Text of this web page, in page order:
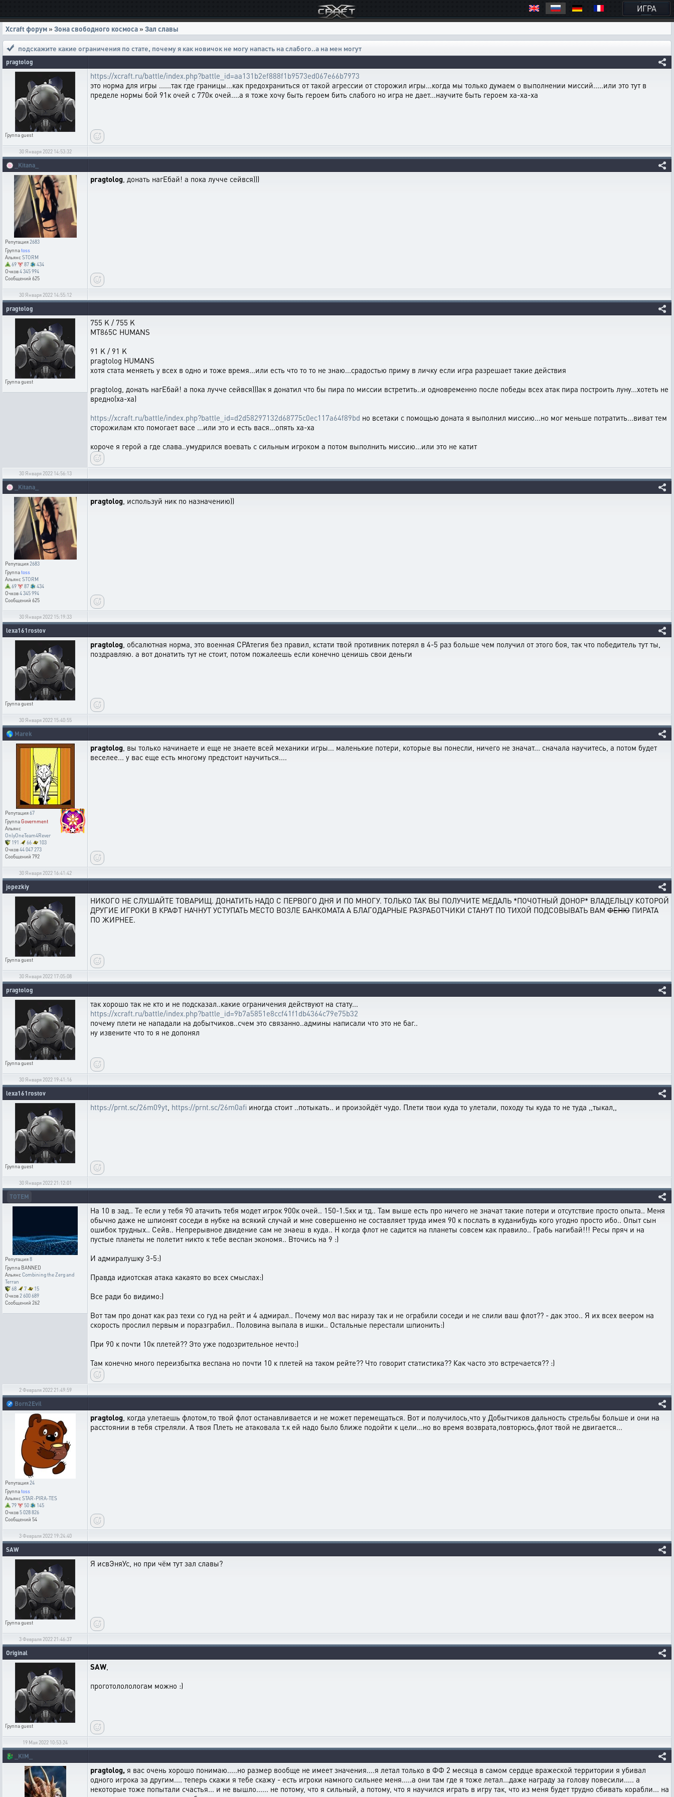
ИГРА
Xcraft форум » Зона свободного космоса » Зал славы
подскажите какие ограничения по стате, почему я как новичок не могу напасть на слабого..а на мен могут
pragtolog
Группаguest
https://xcraft.ru/battle/index.php?battle_id=aa131b2ef888f1b9573ed067e66b7973
это норма для игры ......так где границы...как предохраниться от такой агрессии от сторожил игры...когда мы только думаем о выполнении миссий.....или это тут в
пределе нормы бой 91к очей с 770к очей....а я тоже хочу быть героем бить слабого но игра не дает...научите быть героем ха-ха-ха
30 Января 2022 14:53:32
🍥 _Kitana_
Репутация2683
Группаtoss
АльянсSTORM
69
87
434
Очков4 345 994
Сообщений 625
pragtolog, донать нагЕбай! а пока лучче сейвся)))
30 Января 2022 14:55:12
pragtolog
Группаguest
755 K / 755 K
MT865C HUMANS
91 K / 91 K
pragtolog HUMANS
хотя стата меняеть у всех в одно и тоже время...или есть что то то не знаю...срадостью приму в личку если игра разрешает такие действия
pragtolog, донать нагЕбай! а пока лучче сейвся)))ак я донатил что бы пира по миссии встретить..и одновременно после победы всех атак пира построить луну...хотеть не
вредно(ха-ха)
https://xcraft.ru/battle/index.php?battle_id=d2d58297132d68775c0ec117a64f89bd но всетаки с помощью доната я выполнил миссию...но мог меньше потратить...виват тем
сторожилам кто помогает васе ...или это и есть вася...опять ха-ха
короче я герой а где слава..умудрился воевать с сильным игроком а потом выполнить миссию...или это не катит
30 Января 2022 14:56:13
🍥 _Kitana_
Репутация2683
Группаtoss
АльянсSTORM
69
87
434
Очков4 345 994
Сообщений 625
pragtolog, используй ник по назначению))
30 Января 2022 15:19:33
lexa161rostov
Группаguest
pragtolog, обсалютная норма, это военная СРАтегия без правил, кстати твой противник потерял в 4-5 раз больше чем получил от этого боя, так что победитель тут ты,
поздравляю. а вот донатить тут не стоит, потом пожалеешь если конечно ценишь свои деньги
30 Января 2022 15:40:55
🌎 Marek
Репутация67
ГруппаGovernment
Альянс
OnlyOneTeam4Rever
191
66
103
Очков44 047 273
Сообщений 792
pragtolog, вы только начинаете и еще не знаете всей механики игры... маленькие потери, которые вы понесли, ничего не значат... сначала научитесь, а потом будет
веселее... у вас еще есть многому предстоит научиться....
30 Января 2022 16:41:42
jopezkiy
Группаguest
НИКОГО НЕ СЛУШАЙТЕ ТОВАРИЩ. ДОНАТИТЬ НАДО С ПЕРВОГО ДНЯ И ПО МНОГУ. ТОЛЬКО ТАК ВЫ ПОЛУЧИТЕ МЕДАЛЬ *ПОЧОТНЫЙ ДОНОР* ВЛАДЕЛЬЦУ КОТОРОЙ
ДРУГИЕ ИГРОКИ В КРАФТ НАЧНУТ УСТУПАТЬ МЕСТО ВОЗЛЕ БАНКОМАТА А БЛАГОДАРНЫЕ РАЗРАБОТЧИКИ СТАНУТ ПО ТИХОЙ ПОДСОВЫВАТЬ ВАМ ФЕНЮ ПИРАТА
ПО ЖИРНЕЕ.
30 Января 2022 17:05:08
pragtolog
Группаguest
так хорошо так не кто и не подсказал..какие ограничения действуют на стату...
https://xcraft.ru/battle/index.php?battle_id=9b7a5851e8ccf41f1db4364c79e75b32
почему плети не нападали на добытчиков..счем это связанно..админы написали что это не баг..
ну извените что то я не допонял
30 Января 2022 19:41:16
lexa161rostov
Группаguest
https://prnt.sc/26m09yt, https://prnt.sc/26m0afi иногда стоит ..потыкать.. и произойдёт чудо. Плети твои куда то улетали, походу ты куда то не туда ,,тыкал,,
30 Января 2022 21:12:01
TOTEM
Репутация8
Группа BANNED
АльянсCombining the Zerg and
Terran
68
7
15
Очков2 600 689
Сообщений 262
На 10 в зад.. Те если у тебя 90 атачить тебя модет игрок 900к очей.. 150-1.5кк и тд.. Там выше есть про ничего не значат такие потери и отсутствие просто опыта.. Меня
обычно даже не шпионят соседи в нубке на всякий случай и мне совершенно не составляет труда имея 90 к послать в куданибудь кого угодно просто ибо.. Опыт сын
ошибок трудных.. Сейв.. Непрерывное двидение сам не знаеш в куда.. Н когда флот не садится на планеты совсем как правило.. Грабь нагибай!!! Ресы пряч и на
пустые планеты не полетит никто к тебе веспан экономя.. Вточись на 9 :)
И адмиралушку 3-5:)
Правда идиотская атака какаято во всех смыслах:)
Все ради бо видимо:)
Вот там про донат как раз техи со гуд на рейт и 4 адмирал.. Почему мол вас ниразу так и не ограбили соседи и не слили ваш флот?? - дак этоо.. Я их всех веером на
скорость прослил первым и поразграбил.. Половина выпала в ишки.. Остальные перестали шпионить:)
При 90 к почти 10к плетей?? Это уже подозрительное нечто:)
Там конечно много переизбытка веспана но почти 10 к плетей на таком рейте?? Что говорит статистика?? Как часто это встречается?? :)
2 Февраля 2022 21:49:59
♐ Born2Evil
Репутация24
Группаtoss
АльянсSTAR-PIRA-TES
79
50
145
Очков 5 028 826
Сообщений 54
pragtolog, когда улетаешь флотом,то твой флот останавливается и не может перемещаться. Вот и получилось,что у Добытчиков дальность стрельбы больше и они на
расстоянии в тебя стреляли. А твоя Плеть не атаковала т.к ей надо было ближе подойти к цели...но во время возврата,повторюсь,флот твой не двигается...
3 Февраля 2022 19:24:40
SAW
Группаguest
Я исвЭняУс, но при чём тут зал славы?
3 Февраля 2022 21:46:37
Original
Группаguest
SAW,
проготололологам можно :)
19 Мая 2022 10:53:24
🐉 _KIM_
pragtolog, я вас очень хорошо понимаю.....но размер вообще не имеет значения....я летал только в ФФ 2 месяца в самом сердце вражеской территории я убивал
одного игрока за другим.... теперь скажи я тебе скажу - есть игроки намного сильнее меня.....а они там где я тоже летал...даже награду за голову повесили..... а
некоторые тоже попытали счастья... и не вышло...... не потому, что я сильный, а потому, что я научился играть в игру так, что из меня будет трудно сбивать корабли... на